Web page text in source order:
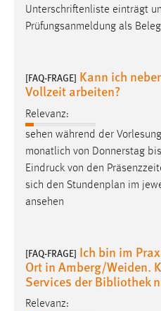
Unterschriftenliste einträgt
Prüfungsanmeldung als
[FAQ-FRAGE] Kann ich
Vollzeit arbeiten?
Relevanz:
sehen während der
monatlich von Donnerstag
Eindruck von den
sich den Stundenplan im
ansehen
[FAQ-FRAGE] Ich bin im
Ort in Amberg/Weiden.
Services der Bibliothek
Relevanz:
hinweg verfolgen.
_gcl_au
Anbieter:
Google Ireland Limited
Zweck:
Conversion-Tracking
Cookie Laufzeit:
3 Monate
Facebook Pixel
Name: